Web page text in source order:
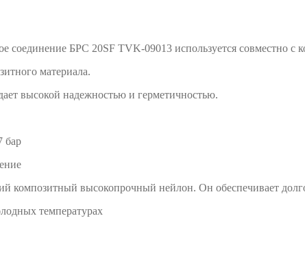
соединение БРС 20SF TVK-09013 используется совместно
материала.
высокой надежностью и герметичностью.
бар
высокопрочный нейлон. Он обеспечивает
температурах